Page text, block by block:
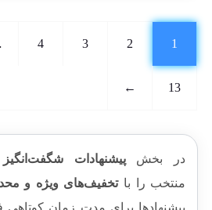
.
:
0
ت
و
0
ت
و
1
2
3
4
13
←
در بخشپیشنهادات شگفت‌انگیز
منتخب را باتخفیف‌های ویژه و
پیشنهادها برای مدت زمان